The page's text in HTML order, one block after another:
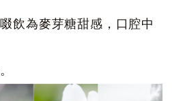
飲為麥芽糖甜感，口腔中